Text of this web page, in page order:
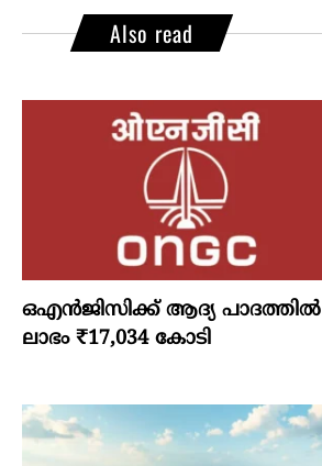
Also read
ഒഎന്‍ജിസിക്ക് ആദ്യ പാദത്തില്‍
ലാഭം ₹17,034 കോടി